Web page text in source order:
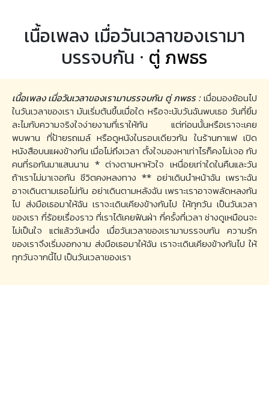
เนื้อเพลง เมื่อวันเวลาของเรามา
บรรจบกัน · ตู่ ภพธร
เนื้อเพลง เมื่อวันเวลาของเรามาบรรจบกัน ตู่ ภพธร : เมื่อมองย้อนไป
ในวันเวลาของเรา มันเริ่มต้นขึ้นเมื่อใด หรือจะนับวันฉันพบเธอ วันที่ยิ้ม
ละไมกับความจริงใจง่ายงามที่เราให้กัน แต่ก่อนนั้นหรือเราจะเคย
พบพาน ที่ป้ายรถเมล์ หรือดูหนังในรอบเดียวกัน ในร้านกาแฟ เปิด
หนังสือบนแผงข้างกัน เมื่อไม่ถึงเวลา ตั้งใจมองหาเท่าไรก็คงไม่เจอ กับ
คนที่รอกันมาแสนนาน * ต่างตามหาหัวใจ เหนื่อยเท่าใดในคืนและวัน
ถ้าเราไม่มาเจอกัน ชีวิตคงหลงทาง ** อย่าเดินนำหน้าฉัน เพราะฉัน
อาจเดินตามเธอไม่ทัน อย่าเดินตามหลังฉัน เพราะเราอาจพลัดหลงกัน
ไป ส่งมือเธอมาให้ฉัน เราจะเดินเคียงข้างกันไป ให้ทุกวัน เป็นวันเวลา
ของเรา กี่ร้อยเรื่องราว ที่เราได้เคยฟันฝ่า กี่ครั้งที่เวลา ช่างดูเหมือนจะ
ไม่เป็นใจ แต่แล้ววันหนึ่ง เมื่อวันเวลาของเรามาบรรจบกัน ความรัก
ของเราจึงเริ่มงอกงาม ส่งมือเธอมาให้ฉัน เราจะเดินเคียงข้างกันไป ให้
ทุกวันจากนี้ไป เป็นวันเวลาของเรา